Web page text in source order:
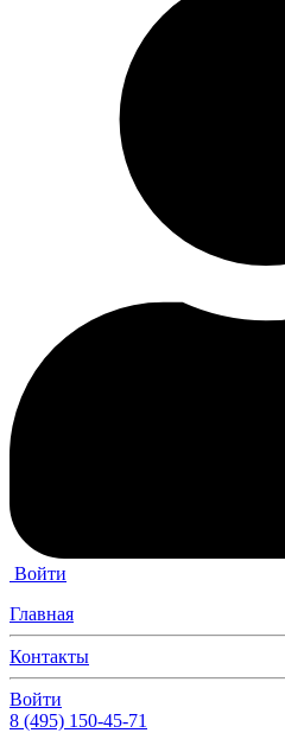
Войти
Главная
Контакты
Войти
8 (495) 150-45-71